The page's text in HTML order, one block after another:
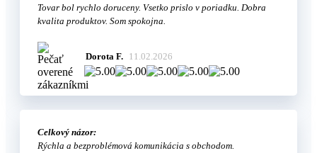
Tovar bol rychlo doruceny. Vsetko prislo v poriadku. Dobra
kvalita produktov. Som spokojna.
Dorota F. 11.02.2026
Celkový názor:
Rýchla a bezproblémová komunikácia s obchodom.